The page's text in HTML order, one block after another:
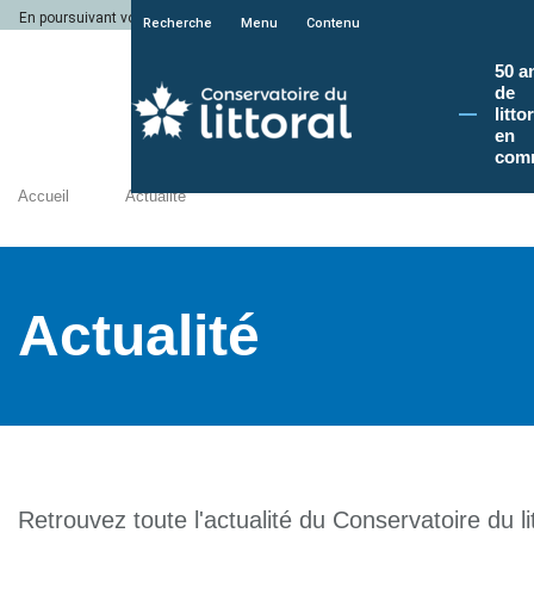
En poursuivant votre navigation sur le site du Conservatoire du littoral, vous
Recherche Menu Contenu
50
de
en
Accueil Actualité
Actualité
Retrouvez toute l'actualité du Conservatoire du